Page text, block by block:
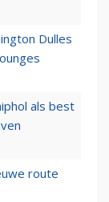
Dulles
als best
route